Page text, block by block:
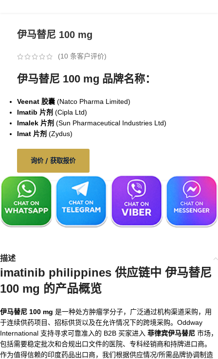
伊马替尼 100 mg
(10 条客户评价)
伊马替尼 100 mg 品牌名称：
Veenat 胶囊 (Natco Pharma Limited)
Imatib 片剂 (Cipla Ltd)
Imalek 片剂 (Sun Pharmaceutical Industries Ltd)
Imat 片剂 (Zydus)
询价 / 获取报价
描述
imatinib philippines 供应链中 伊马替尼
100 mg 的产品概览
伊马替尼 100 mg 是一种处方肿瘤学分子，广泛通过机构渠道采购，用
于连续供药项目、招标供货以及在允许情况下的跨境采购。Oddway
International 支持寻求可靠准入的 B2B 买家进入 菲律宾伊马替尼 市场，
包括需要稳定批次和合规出口文件的医院、专科经销商和持牌进口商。
作为值得信赖的印度药品出口商，我们根据供应情况/所需品牌协调制造